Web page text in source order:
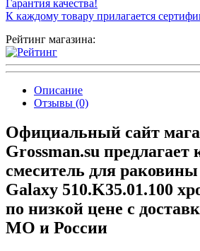
Гарантия качества!
К каждому товару прилагается
Рейтинг магазина:
Описание
Отзывы (0)
Официальный сайт
Grossman.su предлагает
смеситель для
Galaxy 510.K35.01.100
по низкой цене с
МО и России